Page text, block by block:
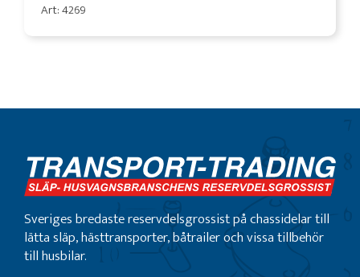
Art: 4269
Sveriges bredaste reservdelsgrossist på chassidelar till
lätta släp, hästtransporter, båtrailer och vissa tillbehör
till husbilar.